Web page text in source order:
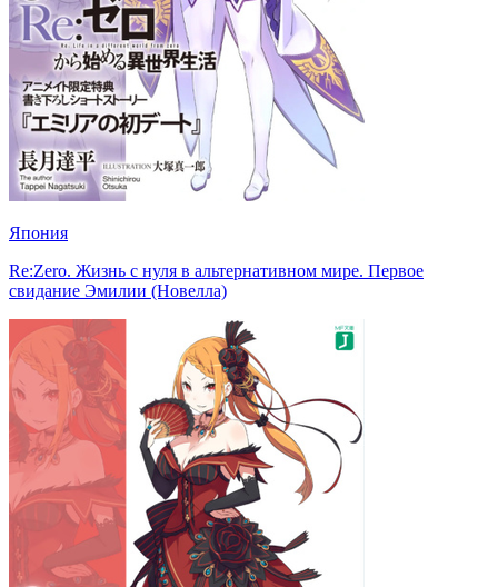
Япония
Re:Zero. Жизнь с нуля в альтернативном мире. Первое
свидание Эмилии (Новелла)